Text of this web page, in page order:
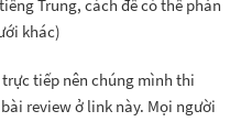
Trung, cách để có thể phản
khác)
tiếp nên chúng mình thi
review ở link này. Mọi người